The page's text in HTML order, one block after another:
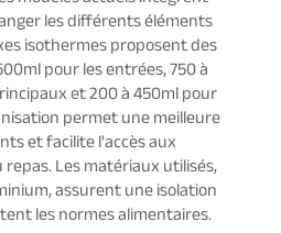
les différents éléments
isothermes proposent des
pour les entrées, 750 à
et 200 à 450ml pour
permet une meilleure
et facilite l'accès aux
Les matériaux utilisés,
assurent une isolation
les normes alimentaires.